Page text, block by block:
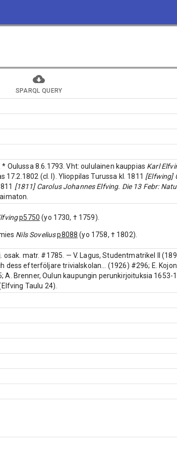
SPARQL QUERY
. * Oulussa 8.6.1793. Vht: oululainen kauppias Karl
17.2.1802 (cl. I). Ylioppilas Turussa kl. 1811 [Elfwing]
[1811] Carolus Johannes Elfving. Die 13 Febr:
p5750 (yo 1730, † 1759).
Nils Soveliusp8088 (yo 1758, † 1802).
osak. matr. #1785. — V. Lagus, Studentmatrikel II
dess efterföljare trivialskolan... (1926) #296; E.
Brenner, Oulun kaupungin perunkirjoituksia 1653-
Taulu 24).